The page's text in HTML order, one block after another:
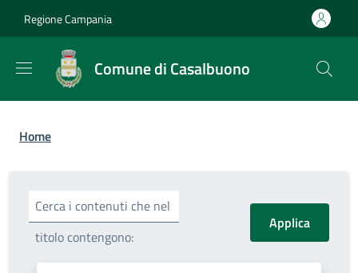
Regione Campania
Comune di Casalbuono
Briciole di pane
Home
Cerca i contenuti che nel
titolo contengono: